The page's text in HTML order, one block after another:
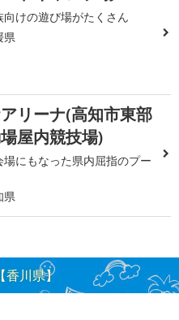
向けの遊び場がたくさん
県
リーナ(高知市東部
屋内競技場)
場にもなった県内屈指のプー
県
香川県】